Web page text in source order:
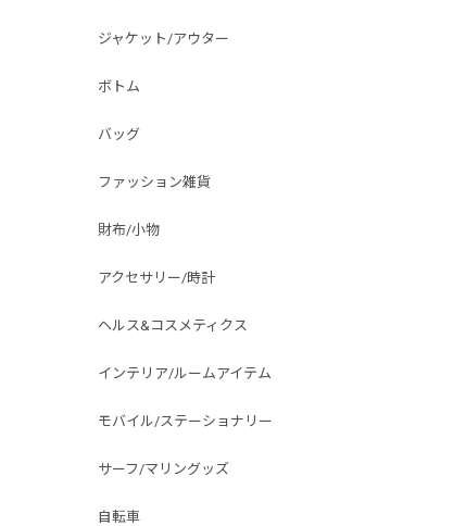
ジャケット/アウター
ボトム
バッグ
ファッション雑貨
財布/小物
アクセサリー/時計
ヘルス&コスメティクス
インテリア/ルームアイテム
モバイル/ステーショナリー
サーフ/マリングッズ
自転車